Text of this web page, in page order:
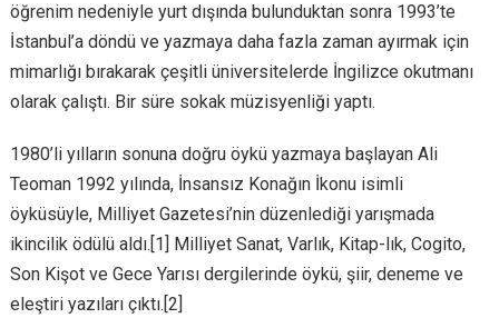
öğrenim nedeniyle yurt dışında bulunduktan sonra 1993’te
İstanbul’a döndü ve yazmaya daha fazla zaman ayırmak için
mimarlığı bırakarak çeşitli üniversitelerde İngilizce okutmanı
olarak çalıştı. Bir süre sokak müzisyenliği yaptı.
1980’li yılların sonuna doğru öykü yazmaya başlayan Ali
Teoman 1992 yılında, İnsansız Konağın İkonu isimli
öyküsüyle, Milliyet Gazetesi’nin düzenlediği yarışmada
ikincilik ödülü aldı.[1] Milliyet Sanat, Varlık, Kitap-lık, Cogito,
Son Kişot ve Gece Yarısı dergilerinde öykü, şiir, deneme ve
eleştiri yazıları çıktı.[2]